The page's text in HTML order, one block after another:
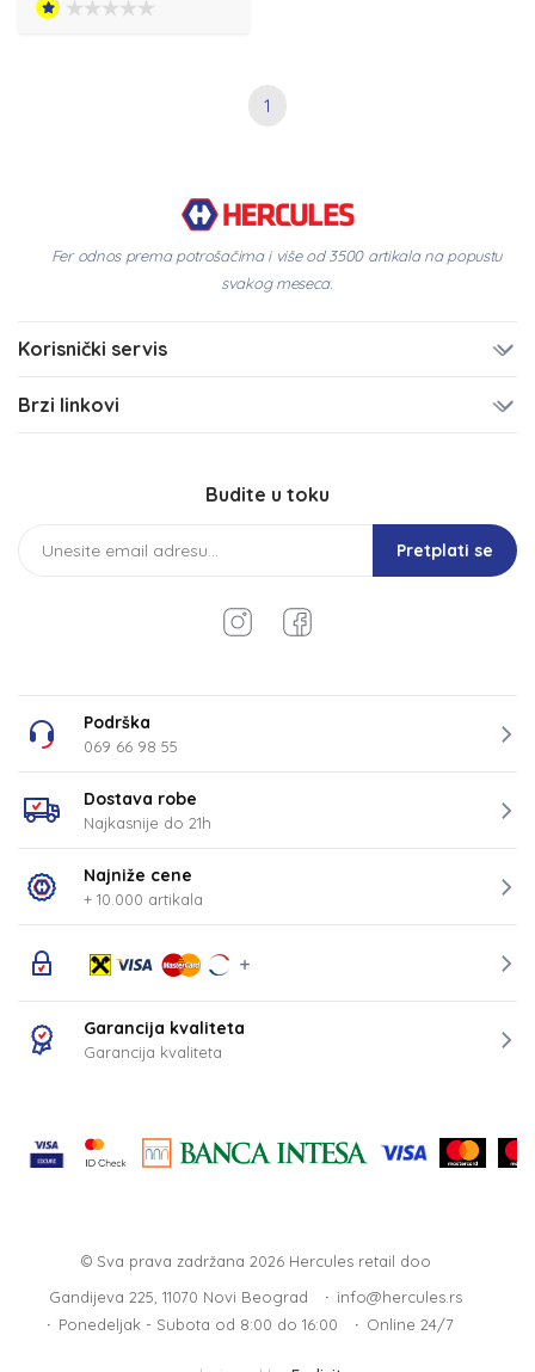
1
Fer odnos prema potrošačima i više od 3500 artikala na popustu
svakog meseca.
Korisnički servis
Brzi linkovi
Budite u toku
Pretplati se
Podrška
069 66 98 55
Dostava robe
Najkasnije do 21h
Najniže cene
+ 10.000 artikala
Garancija kvaliteta
Garancija kvaliteta
© Sva prava zadržana 2026Hercules retail doo
Gandijeva 225, 11070 Novi Beograd
info@hercules.rs
Ponedeljak - Subota od 8:00 do 16:00
Online 24/7